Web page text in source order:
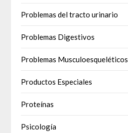
Problemas del tracto urinario
Problemas Digestivos
Problemas Musculoesqueléticos
Productos Especiales
Proteínas
Psicología